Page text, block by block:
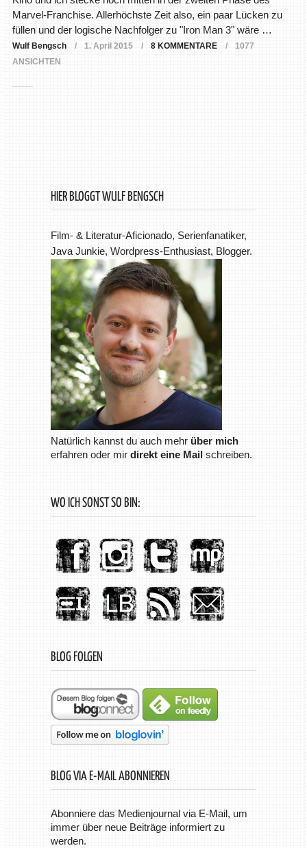
Marvel-Franchise. Allerhöchste Zeit also, ein paar Lücken zu
füllen und der logische Nachfolger zu "Iron Man 3" wäre …
Wulf Bengsch 1. April 2015 8 KOMMENTARE
1077
ANSICHTEN
HIER BLOGGT WULF BENGSCH
Film- & Literatur-Aficionado, Serienfanatiker,
Java Junkie, Wordpress-Enthusiast, Blogger.
Natürlich kannst du auch mehr über mich
erfahren oder mir direkt eine Mailschreiben.
WO ICH SONST SO BIN:
BLOG FOLGEN
BLOG VIA E-MAIL ABONNIEREN
Abonniere das Medienjournal via E-Mail, um
immer über neue Beiträge informiert zu
werden.